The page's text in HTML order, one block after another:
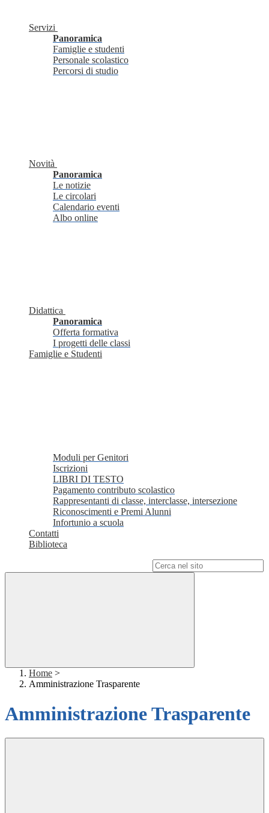
Servizi
Panoramica
Famiglie e studenti
Personale scolastico
Percorsi di studio
Novità
Panoramica
Le notizie
Le circolari
Calendario eventi
Albo online
Didattica
Panoramica
Offerta formativa
I progetti delle classi
Famiglie e Studenti
Moduli per Genitori
Iscrizioni
LIBRI DI TESTO
Pagamento contributo scolastico
Rappresentanti di classe, interclasse, intersezione
Riconoscimenti e Premi Alunni
Infortunio a scuola
Contatti
Biblioteca
Home >
Amministrazione Trasparente
Amministrazione Trasparente